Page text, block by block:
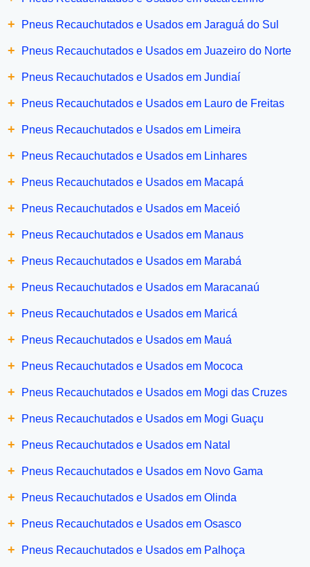
+ Pneus Recauchutados e Usados em Jaraguá do Sul
+ Pneus Recauchutados e Usados em Juazeiro do Norte
+ Pneus Recauchutados e Usados em Jundiaí
+ Pneus Recauchutados e Usados em Lauro de Freitas
+ Pneus Recauchutados e Usados em Limeira
+ Pneus Recauchutados e Usados em Linhares
+ Pneus Recauchutados e Usados em Macapá
+ Pneus Recauchutados e Usados em Maceió
+ Pneus Recauchutados e Usados em Manaus
+ Pneus Recauchutados e Usados em Marabá
+ Pneus Recauchutados e Usados em Maracanaú
+ Pneus Recauchutados e Usados em Maricá
+ Pneus Recauchutados e Usados em Mauá
+ Pneus Recauchutados e Usados em Mococa
+ Pneus Recauchutados e Usados em Mogi das Cruzes
+ Pneus Recauchutados e Usados em Mogi Guaçu
+ Pneus Recauchutados e Usados em Natal
+ Pneus Recauchutados e Usados em Novo Gama
+ Pneus Recauchutados e Usados em Olinda
+ Pneus Recauchutados e Usados em Osasco
+ Pneus Recauchutados e Usados em Palhoça